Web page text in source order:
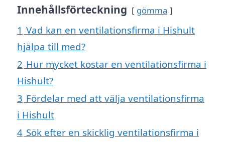
Innehållsförteckning gömma
1 Vad kan en ventilationsfirma i Hishult
hjälpa till med?
2 Hur mycket kostar en ventilationsfirma i
Hishult?
3 Fördelar med att välja ventilationsfirma
i Hishult
4 Sök efter en skicklig ventilationsfirma i